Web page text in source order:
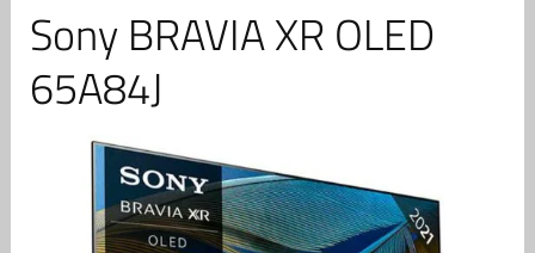
Sony BRAVIA XR OLED
65A84J